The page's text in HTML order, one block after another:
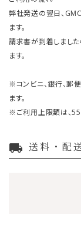
弊社発送の翌日、
ます。
請求書が到着しまし
ます。
※コンビニ、銀行、郵
ます。
※ご利用上限額は、
local_shipping 送料・配